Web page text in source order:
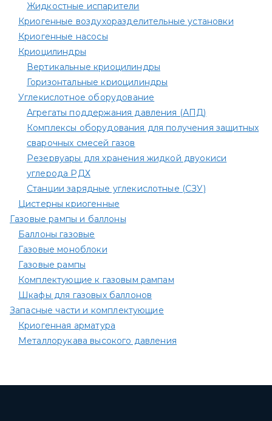
Жидкостные испарители
Криогенные воздухоразделительные установки
Криогенные насосы
Криоцилиндры
Вертикальные криоцилиндры
Горизонтальные криоцилиндры
Углекислотное оборудование
Агрегаты поддержания давления (АПД)
Комплексы оборудования для получения защитных
сварочных смесей газов
Резервуары для хранения жидкой двуокиси
углерода РДХ
Станции зарядные углекислотные (СЗУ)
Цистерны криогенные
Газовые рампы и баллоны
Баллоны газовые
Газовые моноблоки
Газовые рампы
Комплектующие к газовым рампам​
Шкафы для газовых баллонов
Запасные части и комплектующие
Криогенная арматура
Металлорукава высокого давления